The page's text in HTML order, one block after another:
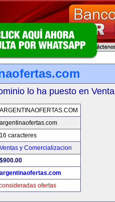
lo ha puesto en Venta
ARGENTINAOFERTAS.COM
argentinaofertas.com
16 caracteres
Ventas y Comercializacion
$900.00
argentinaofertas.com
ofertas